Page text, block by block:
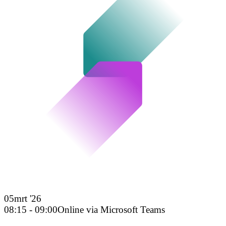
05mrt '26
08:15 - 09:00Online via Microsoft Teams